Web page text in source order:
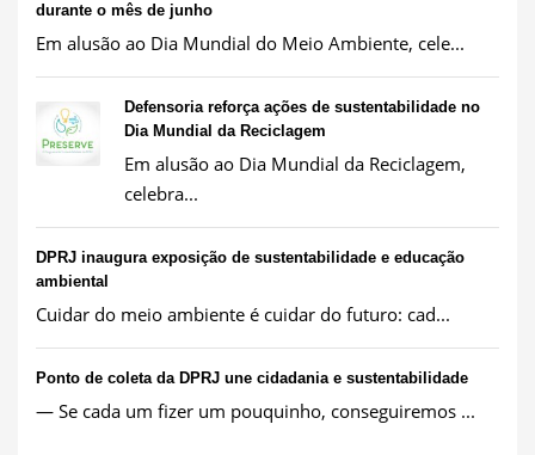
durante o mês de junho
Em alusão ao Dia Mundial do Meio Ambiente, cele...
Defensoria reforça ações de sustentabilidade no
Dia Mundial da Reciclagem
Em alusão ao Dia Mundial da Reciclagem,
celebra...
DPRJ inaugura exposição de sustentabilidade e educação
ambiental
Cuidar do meio ambiente é cuidar do futuro: cad...
Ponto de coleta da DPRJ une cidadania e sustentabilidade
— Se cada um fizer um pouquinho, conseguiremos ...